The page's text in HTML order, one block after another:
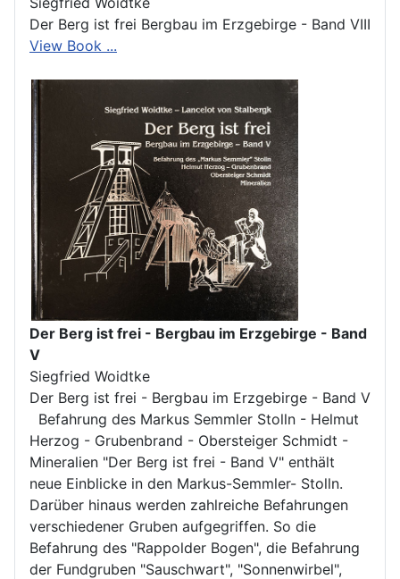
Der Berg ist frei Bergbau im Erzgebirge - Band VIII
View Book ...
Der Berg ist frei - Bergbau im Erzgebirge - Band
V
Siegfried Woidtke
Der Berg ist frei - Bergbau im Erzgebirge - Band V
Befahrung des Markus Semmler Stolln - Helmut
Herzog - Grubenbrand - Obersteiger Schmidt -
Mineralien "Der Berg ist frei - Band V" enthält
neue Einblicke in den Markus-Semmler- Stolln.
Darüber hinaus werden zahlreiche Befahrungen
verschiedener Gruben aufgegriffen. So die
Befahrung des "Rappolder Bogen", die Befahrung
der Fundgruben "Sauschwart", "Sonnenwirbel",